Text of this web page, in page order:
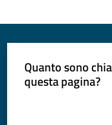
Quanto sono
questa pagina?